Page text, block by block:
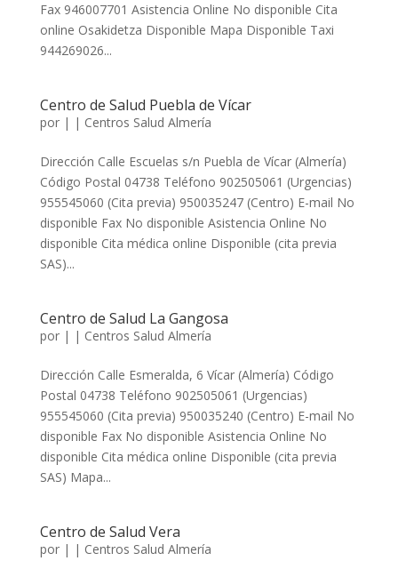
Fax 946007701 Asistencia Online No disponible Cita
online Osakidetza Disponible Mapa Disponible Taxi
944269026...
Centro de Salud Puebla de Vícar
por | | Centros Salud Almería
Dirección Calle Escuelas s/n Puebla de Vícar (Almería)
Código Postal 04738 Teléfono 902505061 (Urgencias)
955545060 (Cita previa) 950035247 (Centro) E-mail No
disponible Fax No disponible Asistencia Online No
disponible Cita médica online Disponible (cita previa
SAS)...
Centro de Salud La Gangosa
por | | Centros Salud Almería
Dirección Calle Esmeralda, 6 Vícar (Almería) Código
Postal 04738 Teléfono 902505061 (Urgencias)
955545060 (Cita previa) 950035240 (Centro) E-mail No
disponible Fax No disponible Asistencia Online No
disponible Cita médica online Disponible (cita previa
SAS) Mapa...
Centro de Salud Vera
por | | Centros Salud Almería